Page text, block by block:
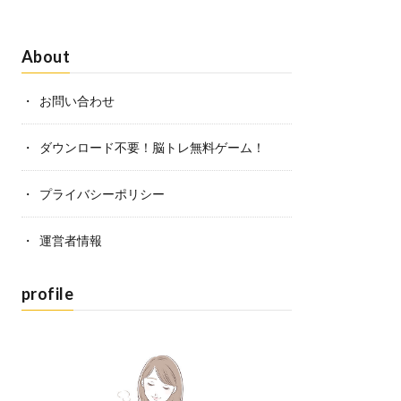
About
お問い合わせ
ダウンロード不要！脳トレ無料ゲーム！
プライバシーポリシー
運営者情報
profile